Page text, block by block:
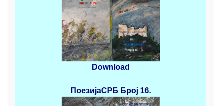
Download
ПоезијаСРБ Број 16.